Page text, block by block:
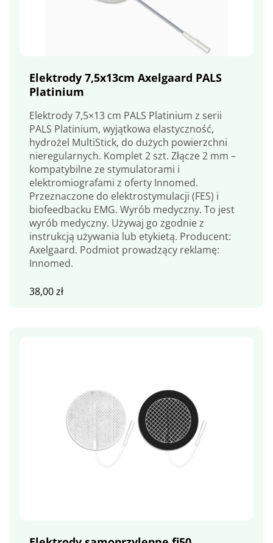
Elektrody 7,5x13cm Axelgaard PALS
Platinium
Elektrody 7,5×13 cm PALS Platinium z serii
PALS Platinium, wyjątkowa elastyczność,
hydrożel MultiStick, do dużych powierzchni
nieregularnych. Komplet 2 szt. Złącze 2 mm –
kompatybilne ze stymulatorami i
elektromiografami z oferty Innomed.
Przeznaczone do elektrostymulacji (FES) i
biofeedbacku EMG. Wyrób medyczny. To jest
wyrób medyczny. Używaj go zgodnie z
instrukcją używania lub etykietą. Producent:
Axelgaard. Podmiot prowadzący reklamę:
Innomed.
38,00zł